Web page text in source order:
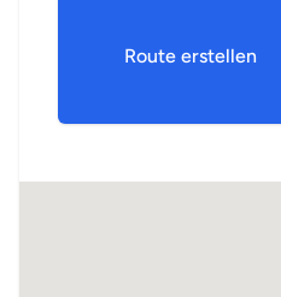
Route erstellen